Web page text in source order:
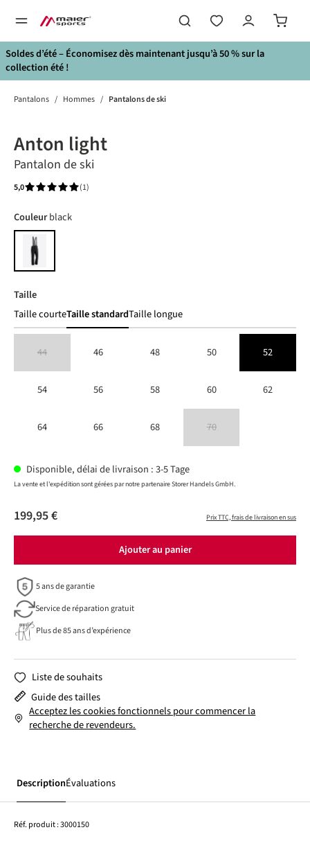
principal
Soldes d’été – Économisez dès maintenant jusqu’à 50 % sur la
collection été !
Pantalons / Hommes / Pantalons de ski
Anton light
Pantalon de ski
5,0 (1)
Choisir
Couleurblack
black
Choisir
Taille
Taille courteTaille standardTaille longue
44 46 48 50 52
54 56 58 60 62
64 66 68 70
Disponible, délai de livraison : 3-5 Tage
La vente et l'expédition sont gérées par notre partenaire Storer Handels GmbH.
199,95 € Prix TTC, frais de livraison en sus
Ajouter au panier
5 ans de garantie
Service de réparation gratuit
Plus de 85 ans d’expérience
Liste de souhaits
Guide des tailles
Acceptez les cookies fonctionnels pour commencer la
recherche de revendeurs.
DescriptionÉvaluations
Réf. produit :3000150